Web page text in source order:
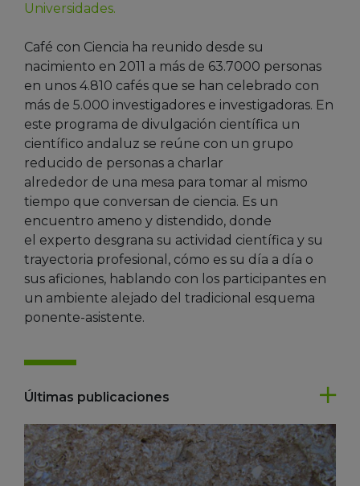
Universidades.
Café con Ciencia ha reunido desde su
nacimiento en 2011 a más de 63.7000 personas
en unos 4.810 cafés que se han celebrado con
más de 5.000 investigadores e investigadoras. En
este programa de divulgación científica un
científico andaluz se reúne con un grupo
reducido de personas a charlar
alrededor de una mesa para tomar al mismo
tiempo que conversan de ciencia. Es un
encuentro ameno y distendido, donde
el experto desgrana su actividad científica y su
trayectoria profesional, cómo es su día a día o
sus aficiones, hablando con los participantes en
un ambiente alejado del tradicional esquema
ponente-asistente.
Últimas publicaciones